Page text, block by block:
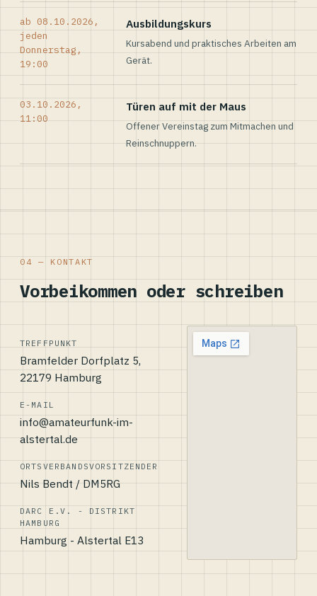
ab 08.10.2026,
jeden
Donnerstag,
19:00
Ausbildungskurs
Kursabend und praktisches Arbeiten am
Gerät.
03.10.2026,
11:00
Türen auf mit der Maus
Offener Vereinstag zum Mitmachen und
Reinschnuppern.
04 — KONTAKT
Vorbeikommen oder schreiben
TREFFPUNKT
Bramfelder Dorfplatz 5,
22179 Hamburg
E-MAIL
info@amateurfunk-im-
alstertal.de
ORTSVERBANDSVORSITZENDER
Nils Bendt / DM5RG
DARC E.V. - DISTRIKT
HAMBURG
Hamburg - Alstertal E13